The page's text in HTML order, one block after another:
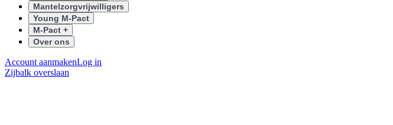
Mantelzorgvrijwilligers
Young M-Pact
M-Pact +
Over ons
Account aanmakenLog in
Zijbalk overslaan